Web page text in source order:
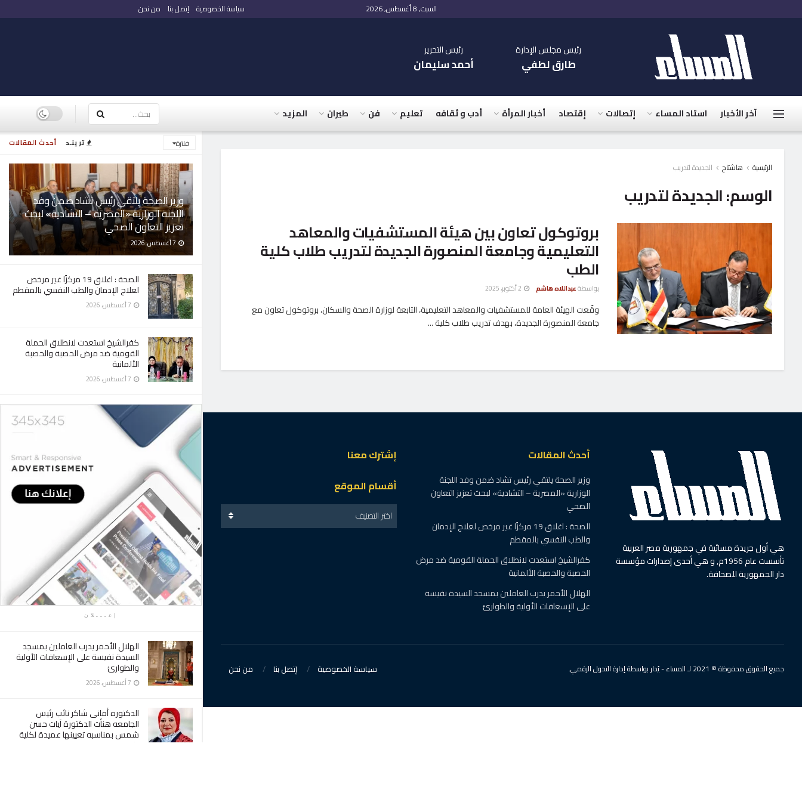
أحدث المقالات ترينـد فلترة
وزير الصحة يلتقي رئيس تشاد ضمن وفد
اللجنة الوزارية «المصرية – التشادية» لبحث
تعزيز التعاون الصحي
الصحة : اغلاق 19 مركزًا غير مرخص
لعلاج الإدمان والطب النفسي بالمقطم
كفرالشيخ استعدت لانطلاق الحملة
القومية ضد مرض الحصبة والحصبة
الألمانية
إعـــلان
الهلال الأحمر يدرب العاملين بمسجد
السيدة نفيسة على الإسعافات الأولية
والطوارئ
الدكتوره أمانى شاكر نائب رئيس
الجامعه هنأت الدكتورة آيات حسن
شمس بمناسبه تعيينها عميدة لكلية
السبت, 8 أغسطس, 2026 سياسة الخصوصية إتصل بنا من نحن
رئيس مجلس الإدارة
طارق لطفي
رئيس التحرير
أحمد سليمان
آخر الأخبار استاد المساء إتصالات إقتصاد أخبار المرأة أدب و ثقافه تعليم فن طيران المزيد
الرئيسية هاشتاج الجديدة لتدريب
الوسم:الجديدة لتدريب
بروتوكول تعاون بين هيئة المستشفيات والمعاهد
التعليمية وجامعة المنصورة الجديدة لتدريب طلاب كلية
الطب
بواسطةعبداللاه هاشم
وقّعت الهيئة العامة للمستشفيات والمعاهد التعليمية، التابعة لوزارة الصحة والسكان، بروتوكول تعاون مع
جامعة المنصورة الجديدة، بهدف تدريب طلاب كلية ...
هي أول جريدة مسائية في جمهورية مصر العربية
تأسست عام 1956م, و هي أحدى إصدارات مؤسسة
دار الجمهورية للصحافة.
أحدث المقالات
وزير الصحة يلتقي رئيس تشاد ضمن وفد اللجنة
الوزارية «المصرية – التشادية» لبحث تعزيز التعاون
الصحي
الصحة : اغلاق 19 مركزًا غير مرخص لعلاج الإدمان
والطب النفسي بالمقطم
كفرالشيخ استعدت لانطلاق الحملة القومية ضد مرض
الحصبة والحصبة الألمانية
الهلال الأحمر يدرب العاملين بمسجد السيدة نفيسة
على الإسعافات الأولية والطوارئ
إشترك معنا
أقسام الموقع
اختر التصنيف
سياسة الخصوصية إتصل بنا من نحن جميع الحقوق محفوظة © 2021 لـ المساء - يُدار بواسطة إدارة التحول الرقمي.